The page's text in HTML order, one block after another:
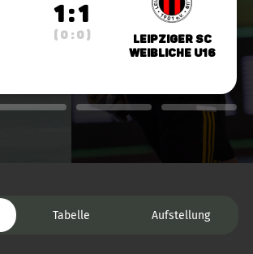
1 : 1
( 0 : 0 )
Leipziger SC
weibliche U16
Tabelle Aufstellung